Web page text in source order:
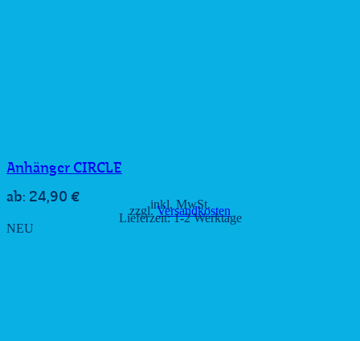
Anhänger CIRCLE
ab: 24,90 € inkl. MwSt.
zzgl.Versandkosten
Lieferzeit:1-2 Werktage
NEU